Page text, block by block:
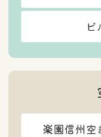
ビ
楽園信州空